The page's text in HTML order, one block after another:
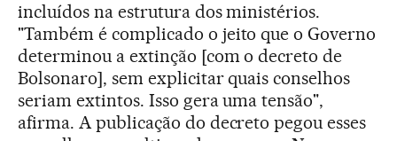
incluídos na estrutura dos ministérios.
"Também é complicado o jeito que o Governo
determinou a extinção [com o decreto de
Bolsonaro], sem explicitar quais conselhos
seriam extintos. Isso gera uma tensão",
afirma. A publicação do decreto pegou esses